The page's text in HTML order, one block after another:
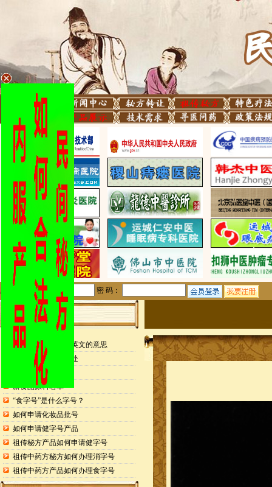
用户名： 密 码：
站内公告
检测报告封面缩写英文的意思
申请专利的25个好处
药食同源目录
新食品原料名单
“食字号”是什么字号？
如何申请化妆品批号
如何申请健字号产品
祖传秘方产品如何申请健字号
祖传中药方秘方如何办理消字号
祖传中药方产品如何办理食字号